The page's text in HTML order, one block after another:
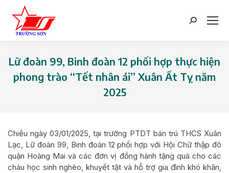
Search:
Lữ đoàn 99, Binh đoàn 12 phối hợp thực hiện
phong trào “Tết nhân ái” Xuân Ất Tỵ năm
2025
Chiều ngày 03/01/2025, tại trường PTDT bán trú THCS Xuân
Lạc, Lữ đoàn 99, Binh đoàn 12 phối hợp với Hội Chữ thập đỏ
quận Hoàng Mai và các đơn vị đồng hành tặng quà cho các
cháu học sinh nghèo, khuyết tật và hỗ trợ gia đình khó khăn,